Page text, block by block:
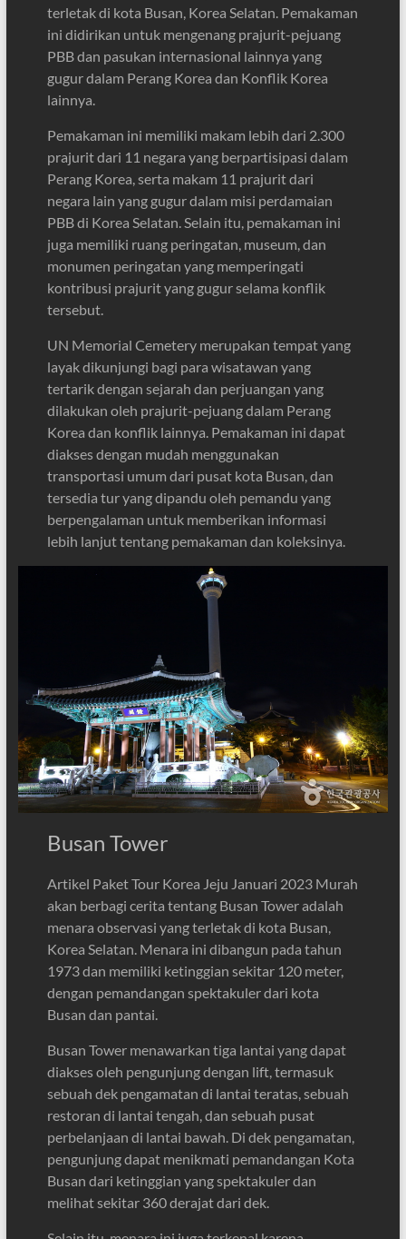
terletak di kota Busan, Korea Selatan. Pemakaman
ini didirikan untuk mengenang prajurit-pejuang
PBB dan pasukan internasional lainnya yang
gugur dalam Perang Korea dan Konflik Korea
lainnya.
Pemakaman ini memiliki makam lebih dari 2.300
prajurit dari 11 negara yang berpartisipasi dalam
Perang Korea, serta makam 11 prajurit dari
negara lain yang gugur dalam misi perdamaian
PBB di Korea Selatan. Selain itu, pemakaman ini
juga memiliki ruang peringatan, museum, dan
monumen peringatan yang memperingati
kontribusi prajurit yang gugur selama konflik
tersebut.
UN Memorial Cemetery merupakan tempat yang
layak dikunjungi bagi para wisatawan yang
tertarik dengan sejarah dan perjuangan yang
dilakukan oleh prajurit-pejuang dalam Perang
Korea dan konflik lainnya. Pemakaman ini dapat
diakses dengan mudah menggunakan
transportasi umum dari pusat kota Busan, dan
tersedia tur yang dipandu oleh pemandu yang
berpengalaman untuk memberikan informasi
lebih lanjut tentang pemakaman dan koleksinya.
Busan Tower
Artikel Paket Tour Korea Jeju Januari 2023 Murah
akan berbagi cerita tentang Busan Tower adalah
menara observasi yang terletak di kota Busan,
Korea Selatan. Menara ini dibangun pada tahun
1973 dan memiliki ketinggian sekitar 120 meter,
dengan pemandangan spektakuler dari kota
Busan dan pantai.
Busan Tower menawarkan tiga lantai yang dapat
diakses oleh pengunjung dengan lift, termasuk
sebuah dek pengamatan di lantai teratas, sebuah
restoran di lantai tengah, dan sebuah pusat
perbelanjaan di lantai bawah. Di dek pengamatan,
pengunjung dapat menikmati pemandangan Kota
Busan dari ketinggian yang spektakuler dan
melihat sekitar 360 derajat dari dek.